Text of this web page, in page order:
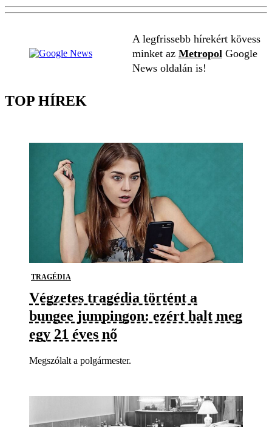
A legfrissebb hírekért kövess
minket az Metropol Google
News oldalán is!
TOP HÍREK
TRAGÉDIA
Végzetes tragédia történt a
bungee jumpingon: ezért halt meg
egy 21 éves nő
Megszólalt a polgármester.